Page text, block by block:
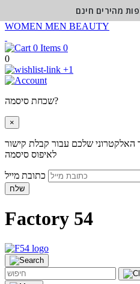
WOMEN MEN BEAUTY
0
0
+1
שכחת סיסמה?
×
האלקטרוני שלכם עבור קבלת קישור
לאיפוס סיסמה
שלח
Factory 54
מהירים חינם